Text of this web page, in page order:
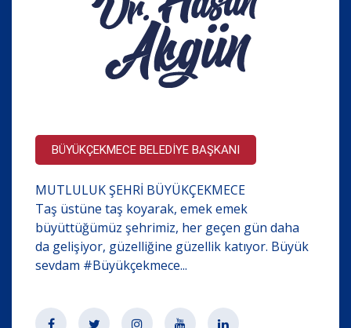
BÜYÜKÇEKMECE BELEDİYE BAŞKANI
MUTLULUK ŞEHRİ BÜYÜKÇEKMECE
Taş üstüne taş koyarak, emek emek
büyüttüğümüz şehrimiz, her geçen gün daha
da gelişiyor, güzelliğine güzellik katıyor. Büyük
sevdam #Büyükçekmece...